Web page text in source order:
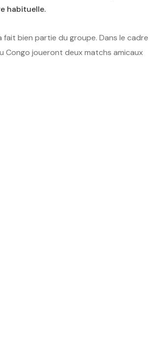
habituelle.
bien partie du groupe. Dans le cadre
Congo joueront deux matchs amicaux